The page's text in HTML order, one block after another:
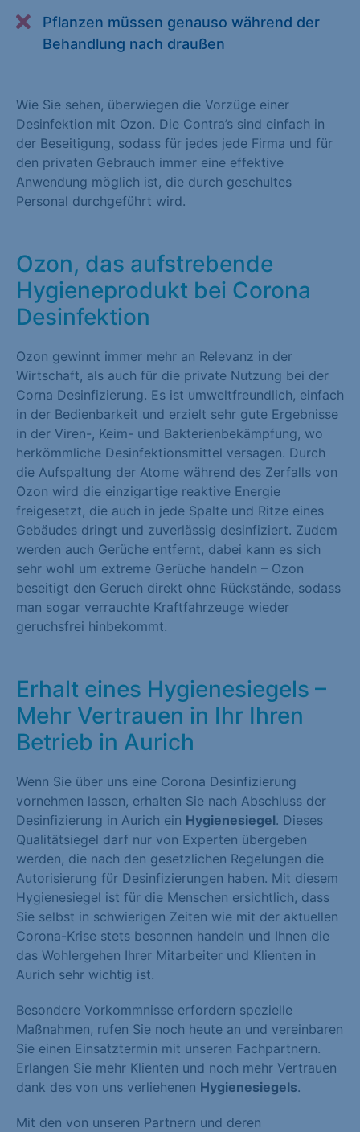
Pflanzen müssen genauso während der
Behandlung nach draußen
Wie Sie sehen, überwiegen die Vorzüge einer
Desinfektion mit Ozon. Die Contra’s sind einfach in
der Beseitigung, sodass für jedes jede Firma und für
den privaten Gebrauch immer eine effektive
Anwendung möglich ist, die durch geschultes
Personal durchgeführt wird.
Ozon, das aufstrebende
Hygieneprodukt bei Corona
Desinfektion
Ozon gewinnt immer mehr an Relevanz in der
Wirtschaft, als auch für die private Nutzung bei der
Corna Desinfizierung. Es ist umweltfreundlich, einfach
in der Bedienbarkeit und erzielt sehr gute Ergebnisse
in der Viren-, Keim- und Bakterienbekämpfung, wo
herkömmliche Desinfektionsmittel versagen. Durch
die Aufspaltung der Atome während des Zerfalls von
Ozon wird die einzigartige reaktive Energie
freigesetzt, die auch in jede Spalte und Ritze eines
Gebäudes dringt und zuverlässig desinfiziert. Zudem
werden auch Gerüche entfernt, dabei kann es sich
sehr wohl um extreme Gerüche handeln – Ozon
beseitigt den Geruch direkt ohne Rückstände, sodass
man sogar verrauchte Kraftfahrzeuge wieder
geruchsfrei hinbekommt.
Erhalt eines Hygienesiegels –
Mehr Vertrauen in Ihr Ihren
Betrieb in Aurich
Wenn Sie über uns eine Corona Desinfizierung
vornehmen lassen, erhalten Sie nach Abschluss der
Desinfizierung in Aurich ein Hygienesiegel. Dieses
Qualitätsiegel darf nur von Experten übergeben
werden, die nach den gesetzlichen Regelungen die
Autorisierung für Desinfizierungen haben. Mit diesem
Hygienesiegel ist für die Menschen ersichtlich, dass
Sie selbst in schwierigen Zeiten wie mit der aktuellen
Corona-Krise stets besonnen handeln und Ihnen die
das Wohlergehen Ihrer Mitarbeiter und Klienten in
Aurich sehr wichtig ist.
Besondere Vorkommnisse erfordern spezielle
Maßnahmen, rufen Sie noch heute an und vereinbaren
Sie einen Einsatztermin mit unseren Fachpartnern.
Erlangen Sie mehr Klienten und noch mehr Vertrauen
dank des von uns verliehenen Hygienesiegels.
Mit den von unseren Partnern und deren
Alle akzeptieren Speichern
Essenzielle Cookies ermöglichen grundlegende Funktionen und
sind für die einwandfreie Funktion der Website erforderlich.
Cookie-Informationen anzeigen
Statistiken (1)
Informationen helfen uns zu verstehen, wie unsere Besucher
unsere Website nutzen. Statistik Cookies erfassen Informationen
anonym. Diese Informationen helfen uns zu verstehen, wie
unsere Besucher unsere Website nutzen.
Marketing (1)
Marketing-Cookies werden von Drittanbietern oder Publishern
verwendet, um personalisierte Werbung anzuzeigen. Sie tun
dies, indem sie Besucher über Websites hinweg verfolgen.
Cookie-Informationen anzeigen
Externe Medien (1)
Inhalte von Videoplattformen und Social-Media-Plattformen
werden standardmäßig blockiert. Wenn Cookies von externen
Medien akzeptiert werden, bedarf der Zugriff auf diese Inhalte
keiner manuellen Einwilligung mehr.
Cookie-Informationen anzeigen